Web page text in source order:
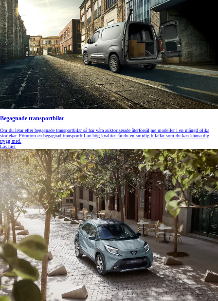
Begagnade transportbilar
Om du letar efter begagnade transportbilar så har våra auktoriserade återförsäljare modeller i en mängd olika
storlekar. Förutom en begagnad transportbil av hög kvalitet får du en smidig bilaffär som du kan känna dig
trygg med.
Läs mer